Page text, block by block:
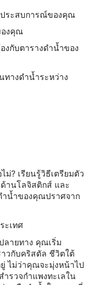
ประสบการณ์ของคุณ
องคุณ
งกับตารางดำน้ำของ
างดำน้ำระหว่าง
ม่? เรียนรู้วิธีเตรียมตัว
ด้านโลจิสติกส์ และ
ำน้ำของคุณปราศจาก
ะเทศ
ลายทาง คุณเริ่ม
วกับคริสตัล ชีวิตใต้
ไม่ว่าคุณจะมุ่งหน้าไป
ำรวจกำแพงทะเลใน